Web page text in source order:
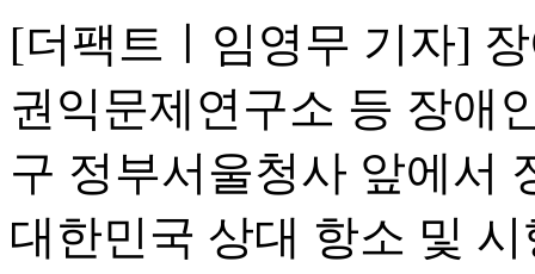
[더팩트ㅣ임영무 기자]
권익문제연구소 등 장애
구 정부서울청사 앞에서
대한민국 상대 항소 및